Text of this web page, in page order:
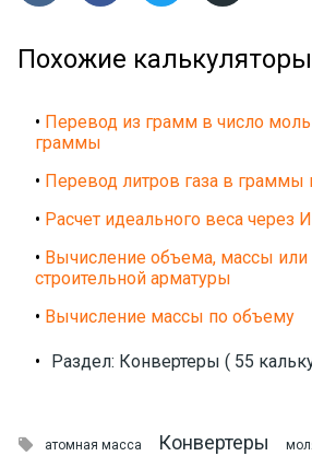
Похожие калькуляторы
• Перевод из грамм в число
граммы
• Перевод литров газа в граммы
• Расчет идеального веса через
• Вычисление объема, массы или
строительной арматуры
• Вычисление массы по объему
• Раздел: Конвертеры ( 55
 атомная масса Конвертеры